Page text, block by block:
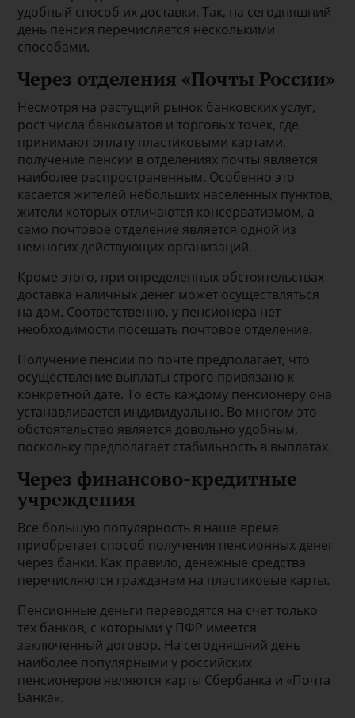
удобный способ их доставки. Так, на сегодняшний
день пенсия перечисляется несколькими
способами.
Через отделения «Почты России»
Несмотря на растущий рынок банковских услуг,
рост числа банкоматов и торговых точек, где
принимают оплату пластиковыми картами,
получение пенсии в отделениях почты является
наиболее распространенным. Особенно это
касается жителей небольших населенных пунктов,
жители которых отличаются консерватизмом, а
само почтовое отделение является одной из
немногих действующих организаций.
Кроме этого, при определенных обстоятельствах
доставка наличных денег может осуществляться
на дом. Соответственно, у пенсионера нет
необходимости посещать почтовое отделение.
Получение пенсии по почте предполагает, что
осуществление выплаты строго привязано к
конкретной дате. То есть каждому пенсионеру она
устанавливается индивидуально. Во многом это
обстоятельство является довольно удобным,
поскольку предполагает стабильность в выплатах.
Через финансово-кредитные
учреждения
Все большую популярность в наше время
приобретает способ получения пенсионных денег
через банки. Как правило, денежные средства
перечисляются гражданам на пластиковые карты.
Пенсионные деньги переводятся на счет только
тех банков, с которыми у ПФР имеется
заключенный договор. На сегодняшний день
наиболее популярными у российских
пенсионеров являются карты Сбербанка и «Почта
Банка».